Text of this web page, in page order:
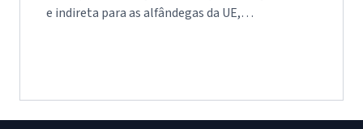
e indireta para as alfândegas da UE,…